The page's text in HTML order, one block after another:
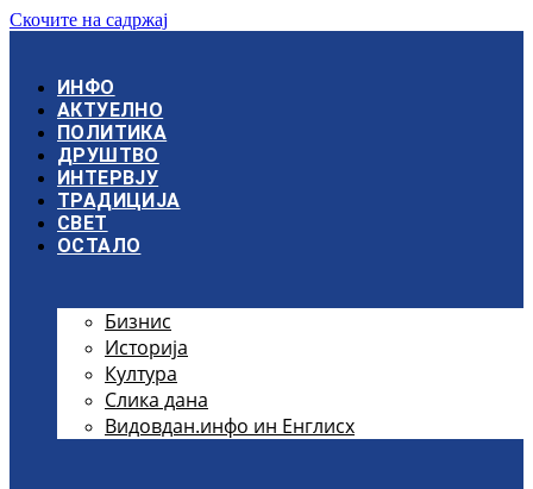
Скочите на садржај
ИНФО
АКТУЕЛНО
ПОЛИТИКА
ДРУШТВО
ИНТЕРВЈУ
ТРАДИЦИЈА
СВЕТ
ОСТАЛО
Бизнис
Историја
Култура
Слика дана
Видовдан.инфо ин Енглисх